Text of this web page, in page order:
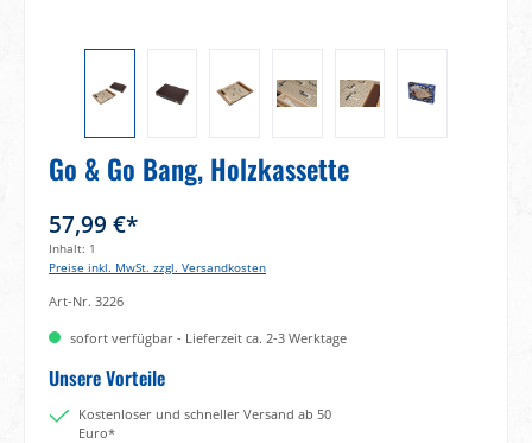
Go & Go Bang, Holzkassette
57,99 €*
Inhalt: 1
Preise inkl. MwSt. zzgl. Versandkosten
Art-Nr. 3226
sofort verfügbar - Lieferzeit ca. 2-3 Werktage
Unsere Vorteile
Kostenloser und schneller Versand ab 50
Euro*